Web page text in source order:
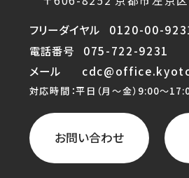
フリーダイヤル
0120-00-
電話番号
075-722-9231
メール
対応時間：平日（月〜金）9:00〜
お問い合わせ